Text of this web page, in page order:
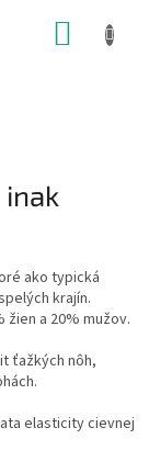
ako typická
krajín.
žien a 20% mužov.
ťažkých nôh,
elasticity cievnej